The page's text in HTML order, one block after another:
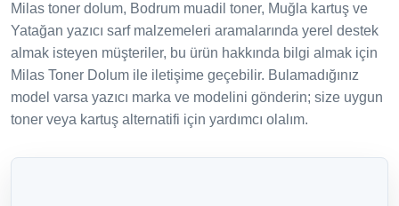
Milas toner dolum, Bodrum muadil toner, Muğla kartuş ve
Yatağan yazıcı sarf malzemeleri aramalarında yerel destek
almak isteyen müşteriler, bu ürün hakkında bilgi almak için
Milas Toner Dolum ile iletişime geçebilir. Bulamadığınız
model varsa yazıcı marka ve modelini gönderin; size uygun
toner veya kartuş alternatifi için yardımcı olalım.